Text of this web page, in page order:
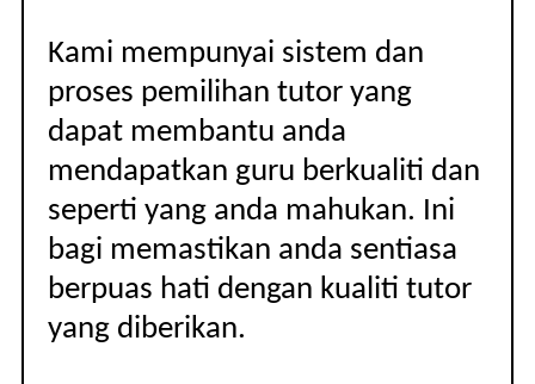
Kami mempunyai sistem dan
proses pemilihan tutor yang
dapat membantu anda
mendapatkan guru berkualiti dan
seperti yang anda mahukan. Ini
bagi memastikan anda sentiasa
berpuas hati dengan kualiti tutor
yang diberikan.